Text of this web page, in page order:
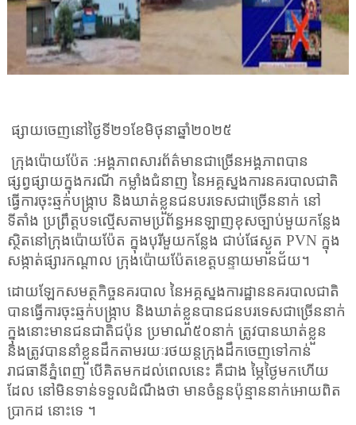
ផ្សាយចេញនៅថ្ងៃទី២១ខែមិថុនាឆ្នាំ២០២៥
ក្រុងប៉ោយប៉ែត :អង្គភាពសារព័ត៌មានជាច្រើនអង្គភាពបាន
ផ្សព្វផ្សាយក្នុងករណី កម្លាំងជំនាញ នៃអគ្គស្នងការនគរបាលជាតិ
ធ្វើការចុះឆ្មក់បង្ក្រាប និងឃាត់ខ្លួនជនបរទេសជាច្រើននាក់ នៅ
ទីតាំង ប្រព្រឹត្តបទល្មើសតាមប្រព័ន្ធអនឡាញខុសច្បាប់មួយកន្លែង
ស្ថិតនៅក្រុងប៉ោយប៉ែត ក្នុងបុរីមួយកន្លែង ជាប់ផែស្ងួត PVN ក្នុង
សង្កាត់ផ្សារកណ្ដាល ក្រុងប៉ោយប៉ែតខេត្តបន្ទាយមានជ័យ។
ដោយឡែកសមត្ថកិច្ចនគរបាល នៃអគ្គស្នងការដ្ឋាននគរបាលជាតិ
បានធ្វើការចុះឆ្មក់បង្ក្រាប និងឃាត់ខ្លួនបានជនបរទេសជាច្រើននាក់
ក្នុងនោះមានជនជាតិជប៉ុន ប្រមាណ៥០នាក់ ត្រូវបានឃាត់ខ្លួន
និងត្រូវបាននាំខ្លួនដឹកតាមរយៈរថយន្តក្រុងដឹកចេញទៅកាន់
រាជធានីភ្នំពេញ បើគិតមកដល់ពេលនេះ គឺជាង ម្ភៃថ្ងៃមកហើយ
ដែល នៅមិនទាន់ទទួលដំណឹងថា មានចំនួនប៉ុន្មាននាក់អោយពិត
ប្រាកដ នោះទេ ។